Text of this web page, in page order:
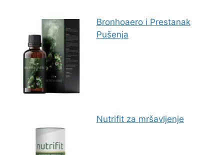
Bronhoaero i Prestanak
Pušenja
Nutrifit za mršavljenje